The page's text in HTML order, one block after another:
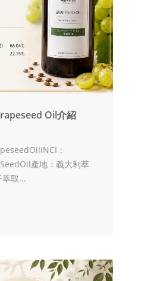
Oil介紹
：
產地：義大利萃
取...